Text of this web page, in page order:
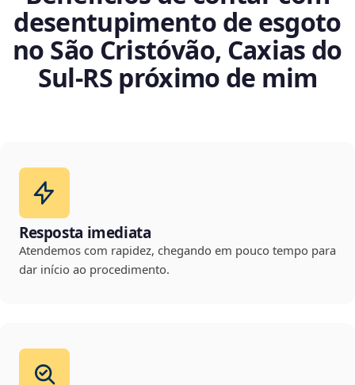
desentupimento de esgoto
no São Cristóvão, Caxias do
Sul‑RS próximo de mim
Resposta imediata
Atendemos com rapidez, chegando em pouco tempo para
dar início ao procedimento.